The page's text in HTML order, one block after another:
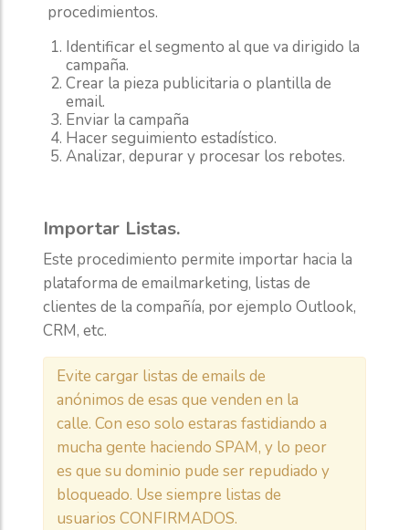
procedimientos.
Identificar el segmento al que va dirigido la
campaña.
Crear la pieza publicitaria o plantilla de
email.
Enviar la campaña
Hacer seguimiento estadístico.
Analizar, depurar y procesar los rebotes.
Importar Listas.
Este procedimiento permite importar hacia la
plataforma de emailmarketing, listas de
clientes de la compañía, por ejemplo Outlook,
CRM, etc.
Evite cargar listas de emails de
anónimos de esas que venden en la
calle. Con eso solo estaras fastidiando a
mucha gente haciendo SPAM, y lo peor
es que su dominio pude ser repudiado y
bloqueado. Use siempre listas de
usuarios CONFIRMADOS.